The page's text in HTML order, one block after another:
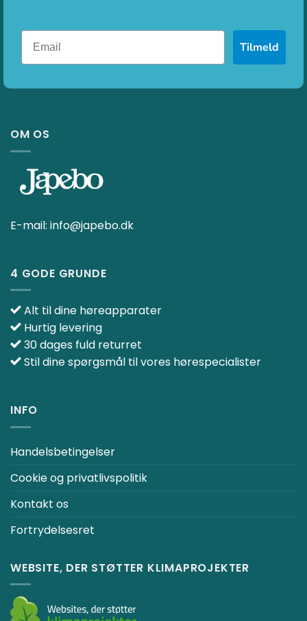
Tilmeld
OM OS
E-mail: info@japebo.dk
4 GODE GRUNDE
Alt til dine høreapparater
Hurtig levering
30 dages fuld returret
Stil dine spørgsmål til vores hørespecialister
INFO
Handelsbetingelser
Cookie og privatlivspolitik
Kontakt os
Fortrydelsesret
WEBSITE, DER STØTTER KLIMAPROJEKTER